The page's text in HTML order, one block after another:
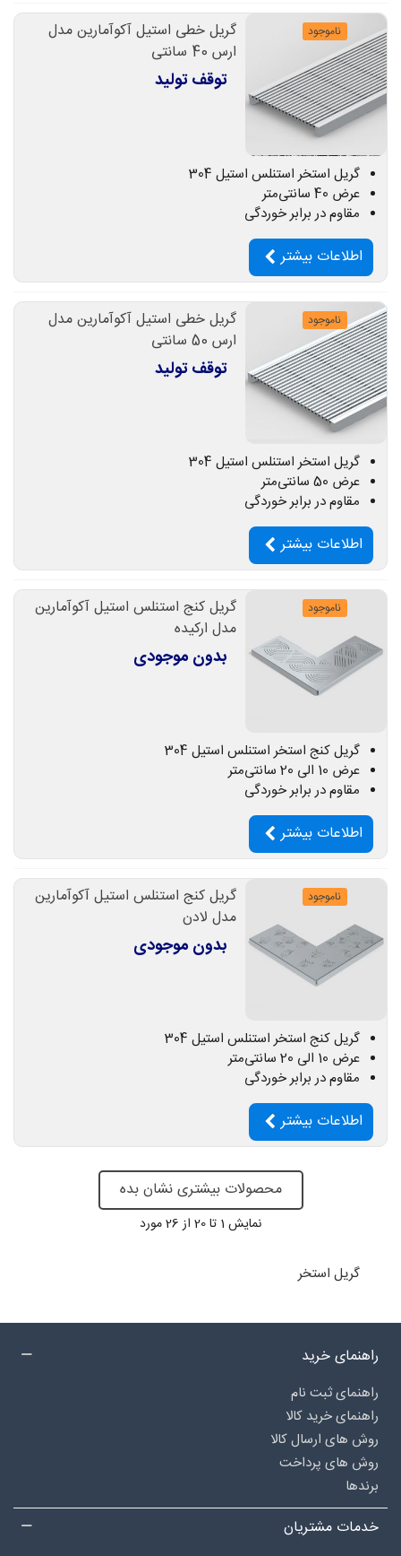
ناموجود
گریل خطی استیل آکوآمارین مدل
ارس 40 سانتی
توقف تولید
گریل استخر استنلس استیل 304
عرض 40 سانتی‌متر
مقاوم در برابر خوردگی
اطلاعات بیشتر
ناموجود
گریل خطی استیل آکوآمارین مدل
ارس 50 سانتی
توقف تولید
گریل استخر استنلس استیل 304
عرض 50 سانتی‌متر
مقاوم در برابر خوردگی
اطلاعات بیشتر
ناموجود
گریل کنج استنلس استیل آکوآمارین
مدل ارکیده
بدون موجودی
گریل کنج استخر استنلس استیل 304
عرض 10 الی 20 سانتی‌متر
مقاوم در برابر خوردگی
اطلاعات بیشتر
ناموجود
گریل کنج استنلس استیل آکوآمارین
مدل لادن
بدون موجودی
گریل کنج استخر استنلس استیل 304
عرض 10 الی 20 سانتی‌متر
مقاوم در برابر خوردگی
اطلاعات بیشتر
محصولات بیشتری نشان بده
نمایش 1 تا 20 از 26 مورد
گریل استخر
راهنمای خرید
راهنمای ثبت نام
راهنمای خرید کالا
روش های ارسال کالا
روش های پرداخت
برندها
خدمات مشتریان